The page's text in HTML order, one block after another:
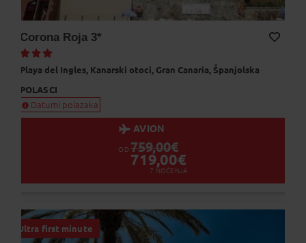
Corona Roja 3*
Playa del Ingles, Kanarski otoci, Gran Canaria, Španjolska
POLASCI
Datumi polazaka
AVION
OD 759,00€
719,00€
7 NOĆENJA
Ultra first minute